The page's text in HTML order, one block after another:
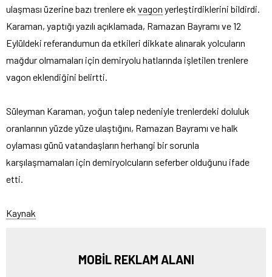
ulaşması üzerine bazı trenlere ek vagon yerleştirdiklerini bildirdi.
Karaman, yaptığı yazılı açıklamada, Ramazan Bayramı ve 12
Eylüldeki referandumun da etkileri dikkate alınarak yolcuların
mağdur olmamaları için demiryolu hatlarında işletilen trenlere
vagon eklendiğini belirtti.
Süleyman Karaman, yoğun talep nedeniyle trenlerdeki doluluk
oranlarının yüzde yüze ulaştığını, Ramazan Bayramı ve halk
oylaması günü vatandaşların herhangi bir sorunla
karşılaşmamaları için demiryolcuların seferber olduğunu ifade
etti.
Kaynak
MOBİL REKLAM ALANI